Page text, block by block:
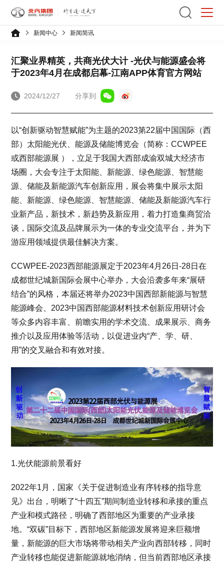
新闻中心 新闻简讯
汇聚业界精英，共商光伏大计 -光伏与能源盛会将
于2023年4月在成都启幕-江南APP体育官方网站
2024/12/27 分享到
以“创新驱动智慧赋能”为主题的2023第22届中国国际（西
部）太阳能光伏、能源及储能博览会（简称：CCWPEE
或西部能源展 ），立足于我国大西部成渝双城大经济市
场圈，大会专注于太阳能、新能源、绿色能源、智慧能
源、储能及新能源汽车创新应用，展会将集中展示太阳
能、新能源、绿色能源、智慧能源、储能及新能源汽车行
业新产品，新技术，新趋势及新应用，着力打造集商贸洽
谈，国际交流及品牌展示为一体的专业交流平台，并为下
游应用领域提供最佳解决方案。
CCWPEE-2023西部能源展定于2023年4月26日-28日在
成都世纪城新国际会展中心举办，大会沿袭多年来“展研
结合”的风格，本届还将举办2023中国西部新能源与智慧
能源峰会、2023中国西部能源材料技术创新应用研讨会
等众多内容丰富、前瞻实用的学术交流、成果展示、商务
推介以及应用体验等活动，以促进业内“产、学、研、
用”的交叉融合和有效对接。
1.光伏能源前景看好
2022年1月，国家《关于促进制造业有序转移的指导意
见》出台，明晰了“十四五”期间制造业转移和承接的重点
产业和模式路径，明确了西部地区为重要的产业承接
地。“双碳”目标下，西部地区新能源发展将迎来巨额增
量，新能源的巨大市场将带动相关产业向西部转移，同时
产业转移也能促进新能源就地消纳，但当前西部地区承接